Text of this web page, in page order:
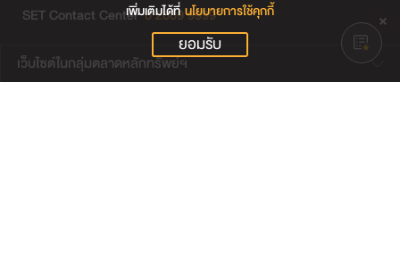
SET Contact Center 0 2009 9999
เว็บไซต์ในกลุ่มตลาดหลักทรัพย์ฯ
เพิ่มเติมได้ที่นโยบายการใช้คุกกี้
ยอมรับ